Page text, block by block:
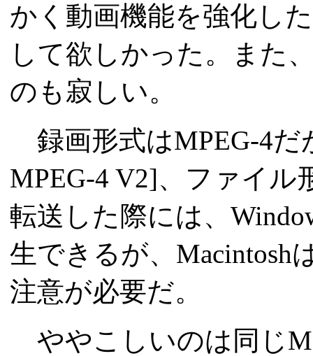
かく動画機能を強化し
して欲しかった。また
のも寂しい。
録画形式はMPEG-4だ
MPEG-4 V2]、ファイ
転送した際には、
生できるが、Macintosh
注意が必要だ。
ややこしいのは同じ